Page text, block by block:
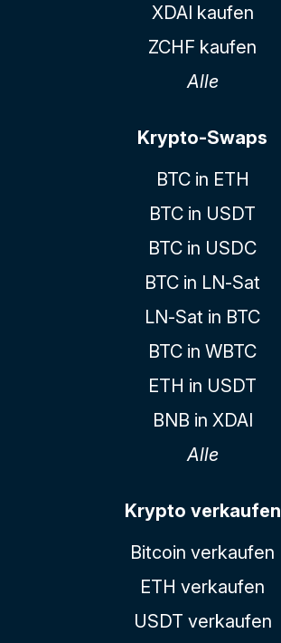
XDAI kaufen
ZCHF kaufen
Alle
Krypto-Swaps
BTC in ETH
BTC in USDT
BTC in USDC
BTC in LN-Sat
LN-Sat in BTC
BTC in WBTC
ETH in USDT
BNB in XDAI
Alle
Krypto verkaufen
Bitcoin verkaufen
ETH verkaufen
USDT verkaufen